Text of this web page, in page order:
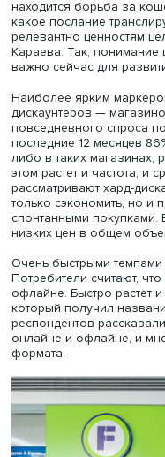
себя вели ранее», —
Вместе с тем у
ориентиры.
самостоятельность и
больше всего ценит
Для представителей
семья, честность и
надежность и
На основе этих
ключевых
времени и ценность
потребностям
поколений (14–18 лет
покупательского
ассортимент.
Таким образом,
находится борьба
какое послание
релевантно
Караева. Так,
важно сейчас для